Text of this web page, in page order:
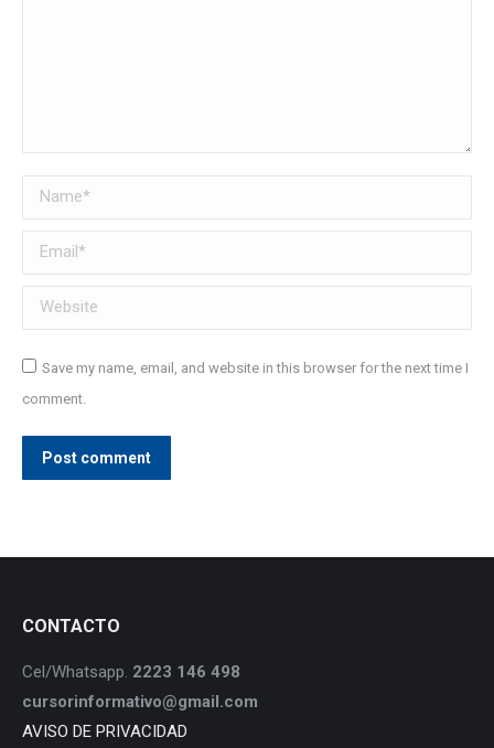
Name *
Email *
Website
Save my name, email, and website in this browser for the next time I
comment.
Post comment
CONTACTO
Cel/Whatsapp. 2223 146 498
cursorinformativo@gmail.com
AVISO DE PRIVACIDAD